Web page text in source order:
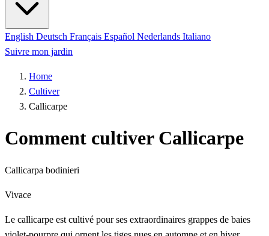
English Deutsch Français Español Nederlands Italiano
Suivre mon jardin
Home
Cultiver
Callicarpe
Comment cultiver Callicarpe
Callicarpa bodinieri
Vivace
Le callicarpe est cultivé pour ses extraordinaires grappes de baies